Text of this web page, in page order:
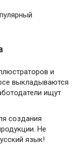
и
выкладываются
ищут
создания
Не
язык!